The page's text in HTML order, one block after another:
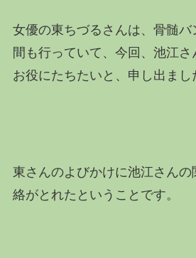
女優の東ちづるさんは、骨髄
間も行っていて、今回、池江
お役にたちたいと、申し出まし
東さんのよびかけに池江さんの
絡がとれたということです。